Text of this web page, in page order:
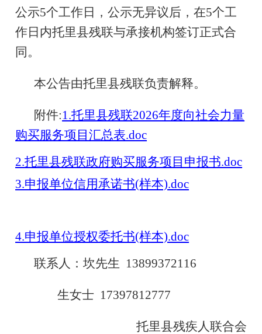
公示5个工作日，公示无异议后，在5个工
作日内托里县残联与承接机构签订正式合
同。
本公告由托里县残联负责解释。
附件:1.托里县残联2026年度向社会力量
购买服务项目汇总表.doc
2.托里县残联政府购买服务项目申报书.doc
3.申报单位信用承诺书(样本).doc
4.申报单位授权委托书(样本).doc
联系人：坎先生 13899372116
生女士 17397812777
托里县残疾人联合会